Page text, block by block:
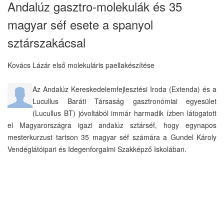
Andalúz gasztro-molekulák és 35
magyar séf esete a spanyol
sztárszakácsal
Kovács Lázár első molekuláris paellakészítése
Az Andalúz Kereskedelemfejlesztési Iroda (Extenda) és a
Lucullus Baráti Társaság gasztronómiai egyesület
(Lucullus BT) jóvoltából immár harmadik ízben látogatott
el Magyarországra igazi andalúz sztárséf, hogy egynapos
mesterkurzust tartson 35 magyar séf számára a Gundel Károly
Vendéglátóipari és Idegenforgalmi Szakképző Iskolában.